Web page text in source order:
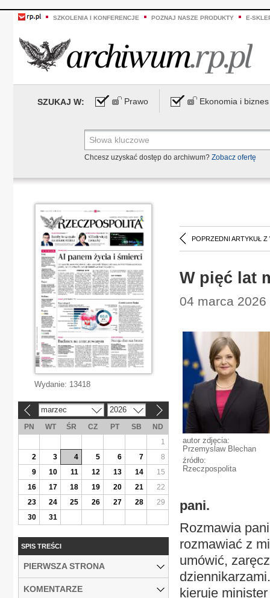
SZKOLENIA I KONFERENCJE POZNAJ NASZE PRODUKTY E-
SZUKAJ W: Prawo Ekonomia i biznes
Chcesz uzyskać dostęp do archiwum? Zobacz ofertę
POPRZEDNI ARTYKUŁ Z
W pięć lat
04 marca 2026
autor zdjęcia:
Przemyslaw Blechan
źródło:
Rzeczpospolita
pani.
Rozmawia
rozmawiać z
umówić,
kieruje
Wydanie: 13418
marzec 2026
PN WT ŚR CZ PT SB
ND
1
2
3 4 5 6 7
8
9
10 11 12 13 14
15
16
17 18 19 20 21
22
23
24 25 26 27 28
29
30
31
SPIS TREŚCI
PIERWSZA STRONA
KOMENTARZE